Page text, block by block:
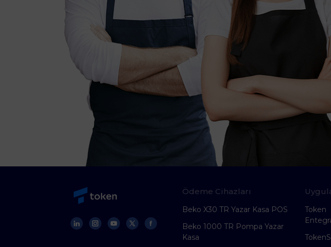
Ödeme Cihazları
Beko X30 TR Yazar Kasa POS
Beko 1000 TR Pompa Yazar
Kasa
Token